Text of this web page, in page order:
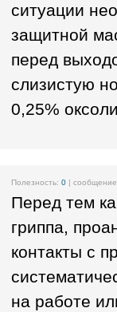
ситуации
защитной
перед
слизистую
0,25%
Полезность: 0 |
Перед тем
гриппа,
контакты с
на работе